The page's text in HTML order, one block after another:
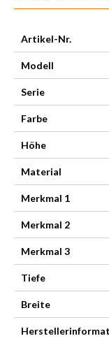
Artikel-Nr.
Modell
Serie
Farbe
Höhe
Material
Merkmal 1
Merkmal 2
Merkmal 3
Tiefe
Breite